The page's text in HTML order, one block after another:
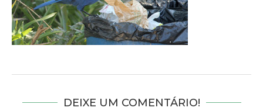
DEIXE UM COMENTÁRIO!